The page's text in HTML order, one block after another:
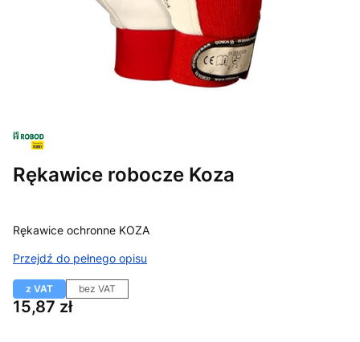
Rękawice robocze Koza
Rękawice ochronne KOZA
Przejdź do pełnego opisu
z VAT bez VAT
Cena
15,87 zł